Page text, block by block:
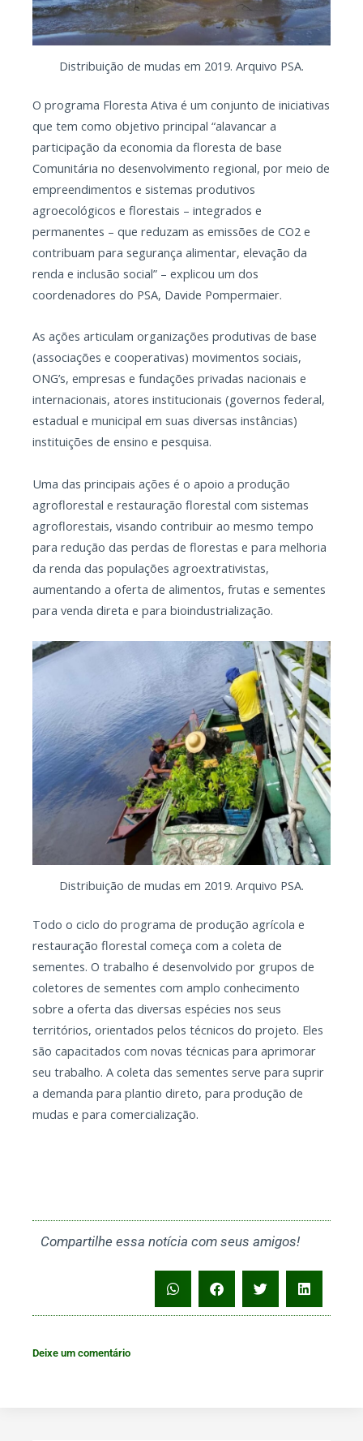
Distribuição de mudas em 2019. Arquivo PSA.
O programa Floresta Ativa é um conjunto de iniciativas
que tem como objetivo principal “alavancar a
participação da economia da floresta de base
Comunitária no desenvolvimento regional, por meio de
empreendimentos e sistemas produtivos
agroecológicos e florestais – integrados e
permanentes – que reduzam as emissões de CO2 e
contribuam para segurança alimentar, elevação da
renda e inclusão social” – explicou um dos
coordenadores do PSA, Davide Pompermaier.
As ações articulam organizações produtivas de base
(associações e cooperativas) movimentos sociais,
ONG’s, empresas e fundações privadas nacionais e
internacionais, atores institucionais (governos federal,
estadual e municipal em suas diversas instâncias)
instituições de ensino e pesquisa.
Uma das principais ações é o apoio a produção
agroflorestal e restauração florestal com sistemas
agroflorestais, visando contribuir ao mesmo tempo
para redução das perdas de florestas e para melhoria
da renda das populações agroextrativistas,
aumentando a oferta de alimentos, frutas e sementes
para venda direta e para bioindustrialização.
Distribuição de mudas em 2019. Arquivo PSA.
Todo o ciclo do programa de produção agrícola e
restauração florestal começa com a coleta de
sementes. O trabalho é desenvolvido por grupos de
coletores de sementes com amplo conhecimento
sobre a oferta das diversas espécies nos seus
territórios, orientados pelos técnicos do projeto. Eles
são capacitados com novas técnicas para aprimorar
seu trabalho. A coleta das sementes serve para suprir
a demanda para plantio direto, para produção de
mudas e para comercialização.
Compartilhe essa notícia com seus amigos!
Deixe um comentário